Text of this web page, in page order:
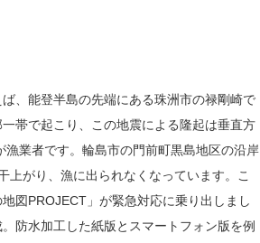
、能登半島の先端にある珠洲市の禄剛崎で
帯で起こり、この地震による隆起は垂直方
業者です。輪島市の門前町黒島地区の沿岸
上がり、漁に出られなくなっています。こ
図PROJECT」が緊急対応に乗り出しまし
防水加工した紙版とスマートフォン版を例